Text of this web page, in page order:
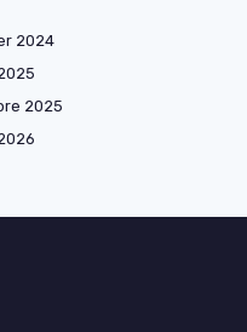
2024
2025